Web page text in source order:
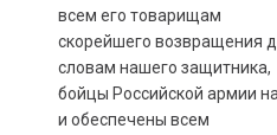
всем его товарищам
скорейшего возвращения
словам нашего защитника,
бойцы Российской армии
и обеспечены всем